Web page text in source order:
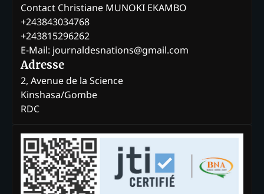
Contact Christiane MUNOKI EKAMBO
+243843034768
+243815296262
E-Mail: journaldesnations@gmail.com
Adresse
2, Avenue de la Science
Kinshasa/Gombe
RDC